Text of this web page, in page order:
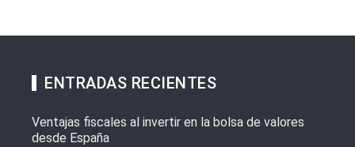
ENTRADAS RECIENTES
Ventajas fiscales al invertir en la bolsa de valores
desde España